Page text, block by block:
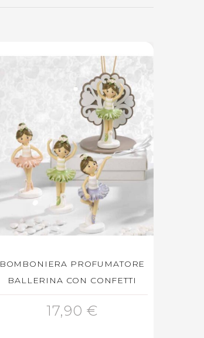
AGGIUNGI AL CARRELLO
BOMBONIERA PROFUMATORE
BALLERINA CON CONFETTI
17,90 €